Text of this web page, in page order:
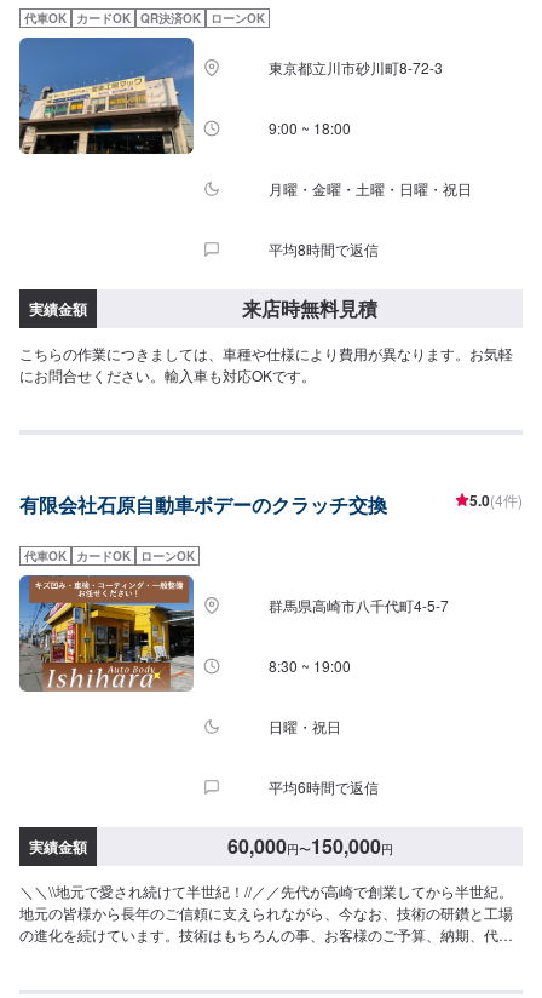
お車の作業中は代車をご利用ください。※代車の燃料代はお客様にご負担いた
だいております。-----ご来店時の注意、受付方法-----倉賀野バイパスを高崎方
面に進み、宮原町交差点を北（高崎/島野町方面）に曲がり直進すると約500
メートルで左手の交差点角に当店があります。入庫の際はお気をつけてお越
しください。駐車スペースは事務所前の空いているスペースに駐車してくだ
さい。受付はスタッフへ「メンテモで予約しました」とお伝えください。ご
案内いたします。【定休日・営業時間】定休日：日曜日、祝日、第二土曜日
代車OK カードOK QR決済OK ローンOK
東京都立川市砂川町8-72-3
9:00 ~ 18:00
月曜・金曜・土曜・日曜・祝日
平均8時間で返信
実績金額 来店時無料見積
こちらの作業につきましては、車種や仕様により費用が異なります。お気軽
にお問合せください。輸入車も対応OKです。
有限会社石原自動車ボデーのクラッチ交換 5.0(4件)
代車OK カードOK ローンOK
群馬県高崎市八千代町4-5-7
8:30 ~ 19:00
日曜・祝日
平均6時間で返信
実績金額 60,000円〜150,000円
＼＼\\地元で愛され続けて半世紀！//／／先代が高崎で創業してから半世紀。
地元の皆様から長年のご信頼に支えられながら、今なお、技術の研鑽と工場
の進化を続けています。技術はもちろんの事、お客様のご予算、納期、代車